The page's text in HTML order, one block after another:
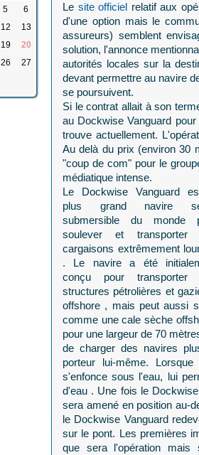
5
6
12
13
19
20
26
27
Le site officiel relatif aux
d'une option mais le
assureurs) semblent
solution, l'annonce
autorités locales sur la
devant permettre au navire
se poursuivent.
Si le contrat allait à son
au Dockwise Vanguard
trouve actuellement.
Au delà du prix (environ 30
"coup de com" pour le
médiatique intense.
Le Dockwise Vanguard
plus grand navire
submersible du monde
soulever et transporter
cargaisons extrêmement
. Le navire a été
conçu pour transporter
structures pétrolières et
offshore , mais peut aussi
comme une cale sèche
pour une largeur de 70
de charger des navires
porteur lui-même.
s'enfonce sous l'eau, lui
d'eau . Une fois le
sera amené en position au-
le Dockwise Vanguard
sur le pont. Les premières
que sera l'opération mais